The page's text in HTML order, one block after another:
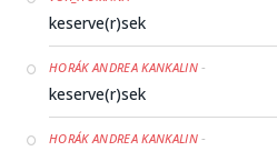
keserve(r)sek
HORÁK ANDREA KANKALIN-
keserve(r)sek
HORÁK ANDREA KANKALIN-